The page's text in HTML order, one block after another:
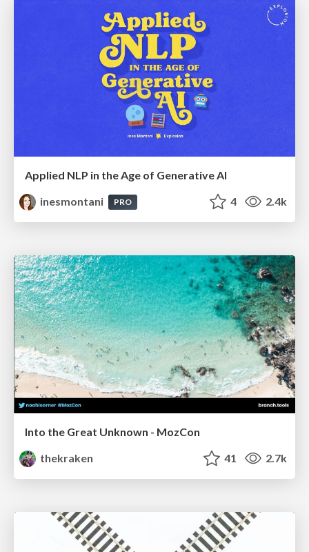
Applied NLP in the Age of Generative AI
inesmontani
PRO 4 2.4k
Into the Great Unknown - MozCon
thekraken
41 2.7k